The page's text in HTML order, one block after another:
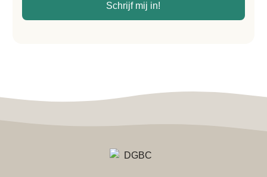
Schrijf mij in!